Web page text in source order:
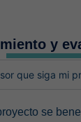
y
que siga mi
se